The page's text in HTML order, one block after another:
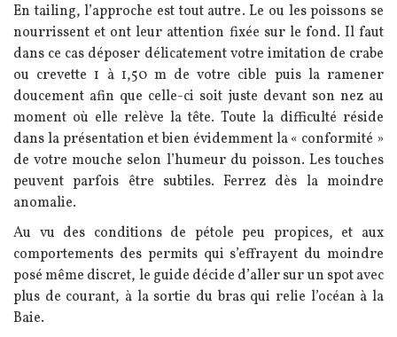
En tailing, l’approche est tout autre. Le ou les poissons se
nourrissent et ont leur attention fixée sur le fond. Il faut
dans ce cas déposer délicatement votre imitation de crabe
ou crevette 1 à 1,50 m de votre cible puis la ramener
doucement afin que celle-ci soit juste devant son nez au
moment où elle relève la tête. Toute la difficulté réside
dans la présentation et bien évidemment la « conformité »
de votre mouche selon l’humeur du poisson. Les touches
peuvent parfois être subtiles. Ferrez dès la moindre
anomalie.
Au vu des conditions de pétole peu propices, et aux
comportements des permits qui s’effrayent du moindre
posé même discret, le guide décide d’aller sur un spot avec
plus de courant, à la sortie du bras qui relie l’océan à la
Baie.